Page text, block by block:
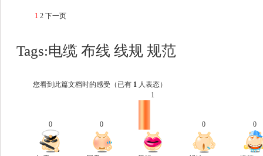
1 2 下一页
Tags:电缆 布线 线规 规范
您看到此篇文档时的感受 （已有 1 人表态）
0 0
1
0 0